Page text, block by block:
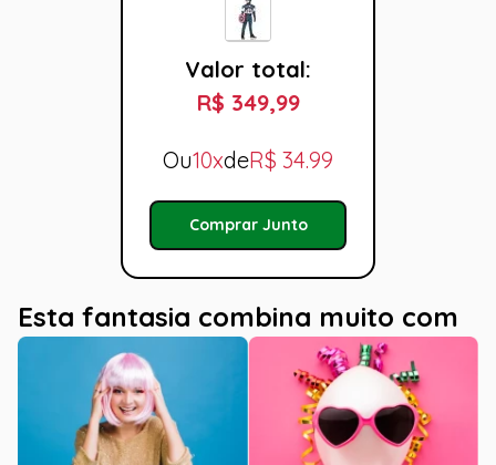
Valor total:
R$ 349,99
Ou10xdeR$ 34.99
Comprar Junto
Esta fantasia combina muito com